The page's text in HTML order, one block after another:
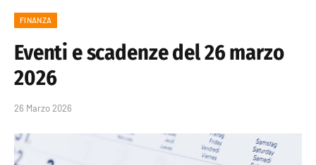
FINANZA
Eventi e scadenze del 26 marzo
2026
26 Marzo 2026